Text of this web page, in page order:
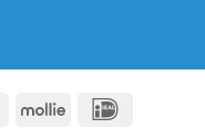
Cash
Mollie